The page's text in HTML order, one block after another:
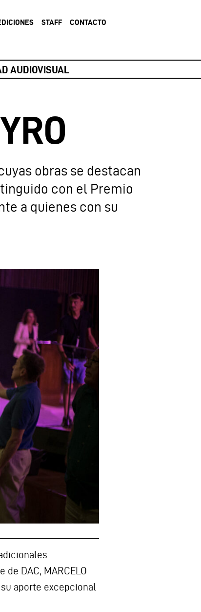
STAFF CONTACTO
AUDIOVISUAL
obras se destacan
con el Premio
a quienes con su
DAC, MARCELO
aporte excepcional